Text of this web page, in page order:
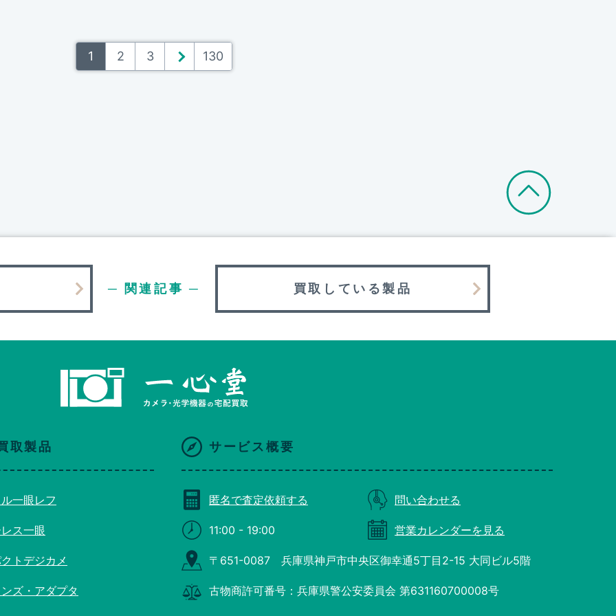
1 2 3 ＞ 130
─ 関連記事 ─ 買取している製品
取製品
一眼レフ
ス一眼
トデジカメ
ズ・アダプタ
サービス概要
匿名で査定依頼する 問い合わせる
11:00 - 19:00 営業カレンダーを見る
〒651-0087 兵庫県神戸市中央区御幸通5丁目2-15 大同ビル5階
古物商許可番号：兵庫県警公安委員会 第631160700008号